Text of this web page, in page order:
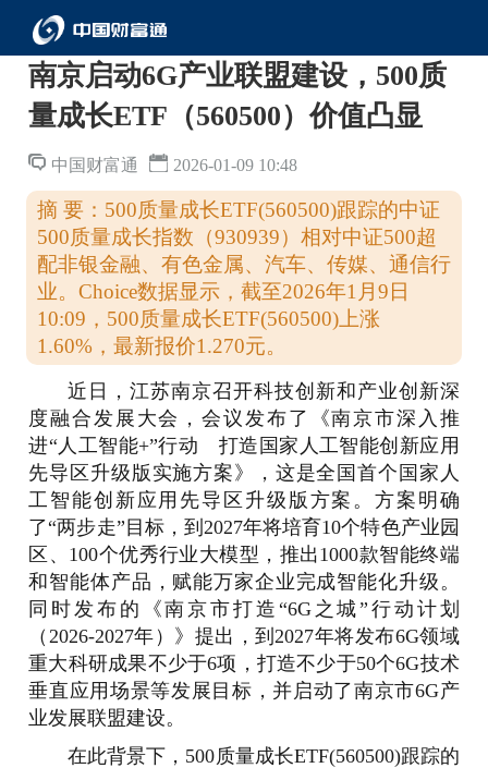
南京启动6G产业联盟建设，500质
量成长ETF（560500）价值凸显
中国财富通 2026-01-09 10:48
摘 要：500质量成长ETF(560500)跟踪的中证
500质量成长指数（930939）相对中证500超
配非银金融、有色金属、汽车、传媒、通信行
业。Choice数据显示，截至2026年1月9日
10:09，500质量成长ETF(560500)上涨
1.60%，最新报价1.270元。
近日，江苏南京召开科技创新和产业创新深
度融合发展大会，会议发布了《南京市深入推
进“人工智能+”行动 打造国家人工智能创新应用
先导区升级版实施方案》，这是全国首个国家人
工智能创新应用先导区升级版方案。方案明确
了“两步走”目标，到2027年将培育10个特色产业园
区、100个优秀行业大模型，推出1000款智能终端
和智能体产品，赋能万家企业完成智能化升级。
同时发布的《南京市打造“6G之城”行动计划
（2026-2027年）》提出，到2027年将发布6G领域
重大科研成果不少于6项，打造不少于50个6G技术
垂直应用场景等发展目标，并启动了南京市6G产
业发展联盟建设。
在此背景下，500质量成长ETF(560500)跟踪的